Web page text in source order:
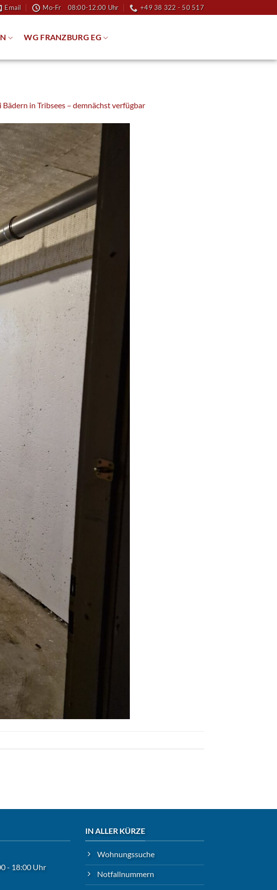
Email Mo-Fr 08:00-12:00 Uhr +49 38 322 - 50 517
WG FRANZBURG EG
in Tribsees – demnächst verfügbar
- 18:00 Uhr
IN ALLER KÜRZE
Wohnungssuche
Notfallnummern